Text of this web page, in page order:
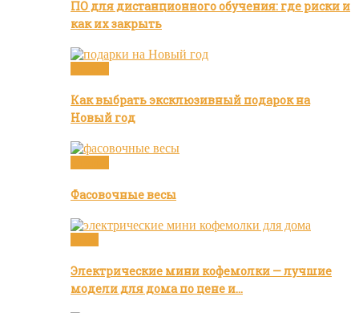
ПО для дистанционного обучения: где риски и
как их закрыть
Как выбрать эксклюзивный подарок на
Новый год
Фасовочные весы
Электрические мини кофемолки — лучшие
модели для дома по цене и…